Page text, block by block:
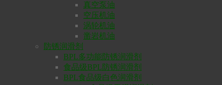
真空泵油
空压机油
涡轮机油
凿岩机油
防锈润滑剂
BPL多功能防锈润滑剂
食品级BPL防锈润滑剂
BPL食品级白色润滑剂